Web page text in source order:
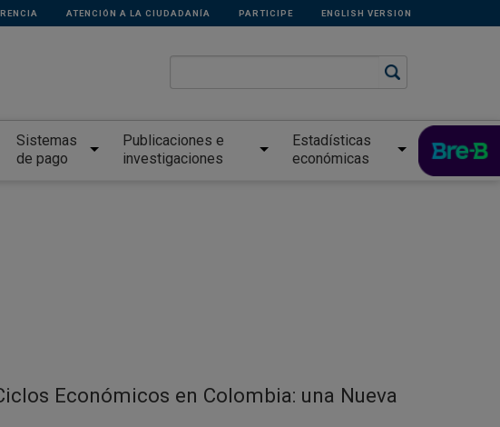
ATENCIÓN A LA CIUDADANÍA PARTICIPE ENGLISH VERSION
Sistemas
de pago
Publicaciones e
investigaciones
Estadísticas
económicas
Económicos en Colombia: una Nueva